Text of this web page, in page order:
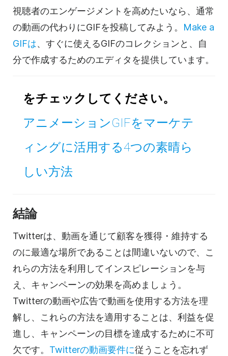
視聴者のエンゲージメントを高めたいなら、通常
の動画の代わりにGIFを投稿してみよう。 Make a
GIFは、すぐに使えるGIFのコレクションと、自
分で作成するためのエディタを提供しています。
をチェックしてください。
アニメーションGIFをマーケテ
ィングに活用する4つの素晴ら
しい方法
結論
Twitterは、動画を通じて顧客を獲得・維持する
のに最適な場所であることは間違いないので、こ
れらの方法を利用してインスピレーションを与
え、キャンペーンの効果を高めましょう。
Twitterの動画や広告で動画を使用する方法を理
解し、これらの方法を適用することは、利益を促
進し、キャンペーンの目標を達成するために不可
欠です。 Twitterの動画要件に従うことを忘れず